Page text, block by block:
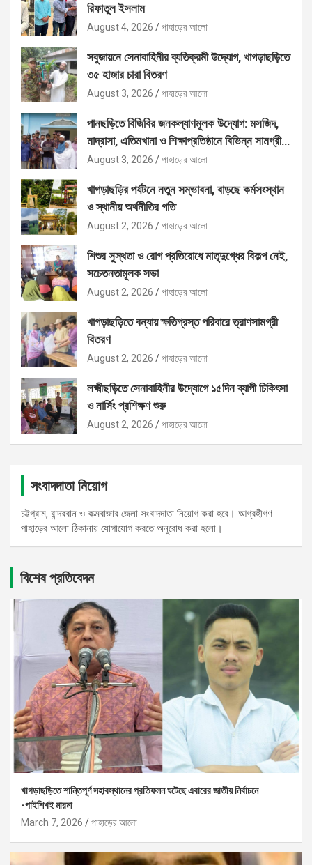
রিফাতুল ইসলাম
August 4, 2026 পাহাড়ের আলো
সবুজায়নে সেনাবাহিনীর ব্যতিক্রমী উদ্যোগ, খাগড়াছড়িতে
৩৫ হাজার চারা বিতরণ
August 3, 2026 পাহাড়ের আলো
পানছড়িতে বিজিবির জনকল্যাণমূলক উদ্যোগ: মসজিদ,
মাদ্রাসা, এতিমখানা ও শিক্ষাপ্রতিষ্ঠানে বিভিন্ন সামগ্রী
বিতরণ
August 3, 2026 পাহাড়ের আলো
খাগড়াছড়ির পর্যটনে নতুন সম্ভাবনা, বাড়ছে কর্মসংস্থান
ও স্থানীয় অর্থনীতির গতি
August 2, 2026 পাহাড়ের আলো
শিশুর সুস্থতা ও রোগ প্রতিরোধে মাতৃদুগ্ধের বিকল্প নেই,
সচেতনতামূলক সভা
August 2, 2026 পাহাড়ের আলো
খাগড়াছড়িতে বন্যায় ক্ষতিগ্রস্ত পরিবারে ত্রাণসামগ্রী
বিতরণ
August 2, 2026 পাহাড়ের আলো
লক্ষ্মীছড়িতে সেনাবাহিনীর উদ্যোগে ১৫দিন ব্যাপী চিকিৎসা
ও নার্সিং প্রশিক্ষণ শুরু
August 2, 2026 পাহাড়ের আলো
সংবাদদাতা নিয়োগ
চট্টগ্রাম, বান্দরবান ও কক্মবাজার জেলা সংবাদদাতা নিয়োগ করা হবে। আগ্রহীগণ
পাহাড়ের আলো ঠিকানায় যোগাযোগ করতে অনুরোধ করা হলো।
বিশেষ প্রতিবেদন
খাগড়াছড়িতে শান্তিপূর্ণ সহাবস্থানের প্রতিফলন ঘটেছে এবারের জাতীয় নির্বাচনে
-পাইশিখই মারমা
March 7, 2026
পাহাড়ের আলো